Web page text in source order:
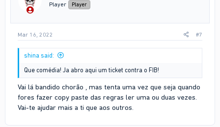
Player Player
Mar 16, 2022 #7
shina said:
Que comédia! Ja abro aqui um ticket contra o FIB!
Vai lá bandido chorão , mas tenta uma vez que seja quando
fores fazer copy paste das regras ler uma ou duas vezes.
Vai-te ajudar mais a ti que aos outros.